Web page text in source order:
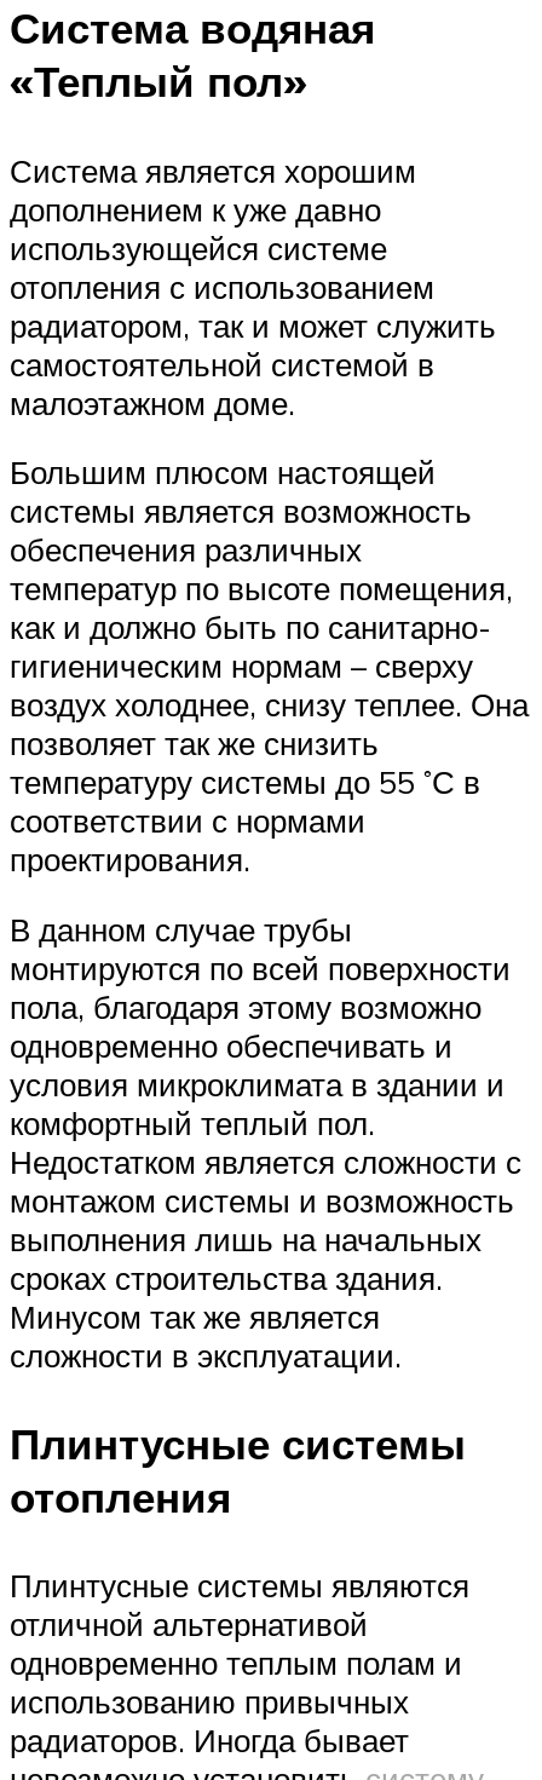
Система водяная
«Теплый пол»
Система является хорошим
дополнением к уже давно
использующейся системе
отопления с использованием
радиатором, так и может служить
самостоятельной системой в
малоэтажном доме.
Большим плюсом настоящей
системы является возможность
обеспечения различных
температур по высоте помещения,
как и должно быть по санитарно-
гигиеническим нормам – сверху
воздух холоднее, снизу теплее. Она
позволяет так же снизить
температуру системы до 55 ˚С в
соответствии с нормами
проектирования.
В данном случае трубы
монтируются по всей поверхности
пола, благодаря этому возможно
одновременно обеспечивать и
условия микроклимата в здании и
комфортный теплый пол.
Недостатком является сложности с
монтажом системы и возможность
выполнения лишь на начальных
сроках строительства здания.
Минусом так же является
сложности в эксплуатации.
Плинтусные системы
отопления
Плинтусные системы являются
отличной альтернативой
одновременно теплым полам и
использованию привычных
радиаторов. Иногда бывает